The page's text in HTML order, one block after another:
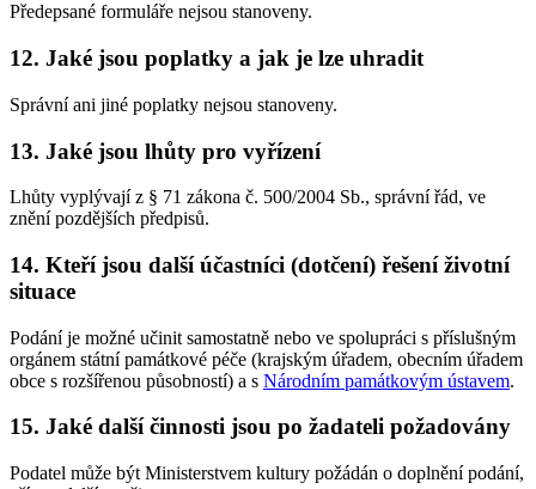
Předepsané formuláře nejsou stanoveny.
12. Jaké jsou poplatky a jak je lze uhradit
Správní ani jiné poplatky nejsou stanoveny.
13. Jaké jsou lhůty pro vyřízení
Lhůty vyplývají z § 71 zákona č. 500/2004 Sb., správní řád, ve
znění pozdějších předpisů.
14. Kteří jsou další účastníci (dotčení) řešení životní
situace
Podání je možné učinit samostatně nebo ve spolupráci s příslušným
orgánem státní památkové péče (krajským úřadem, obecním úřadem
obce s rozšířenou působností) a s Národním památkovým ústavem.
15. Jaké další činnosti jsou po žadateli požadovány
Podatel může být Ministerstvem kultury požádán o doplnění podání,